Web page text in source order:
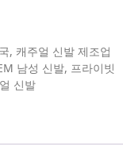
, 캐주얼 신발 제조업
남성 신발, 프라이빗
신발